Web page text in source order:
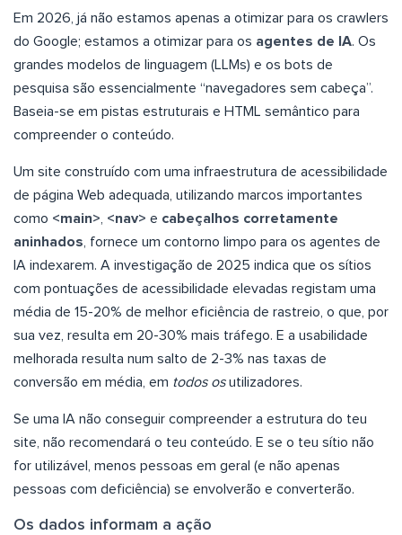
Em 2026, já não estamos apenas a otimizar para os crawlers
do Google; estamos a otimizar para os agentes de IA. Os
grandes modelos de linguagem (LLMs) e os bots de
pesquisa são essencialmente “navegadores sem cabeça”.
Baseia-se em pistas estruturais e HTML semântico para
compreender o conteúdo.
Um site construído com uma infraestrutura de acessibilidade
de página Web adequada, utilizando marcos importantes
como <main>, <nav> e cabeçalhos corretamente
aninhados, fornece um contorno limpo para os agentes de
IA indexarem. A investigação de 2025 indica que os sítios
com pontuações de acessibilidade elevadas registam uma
média de 15-20% de melhor eficiência de rastreio, o que, por
sua vez, resulta em 20-30% mais tráfego. E a usabilidade
melhorada resulta num salto de 2-3% nas taxas de
conversão em média, em todos osutilizadores.
Se uma IA não conseguir compreender a estrutura do teu
site, não recomendará o teu conteúdo. E se o teu sítio não
for utilizável, menos pessoas em geral (e não apenas
pessoas com deficiência) se envolverão e converterão.
Os dados informam a ação